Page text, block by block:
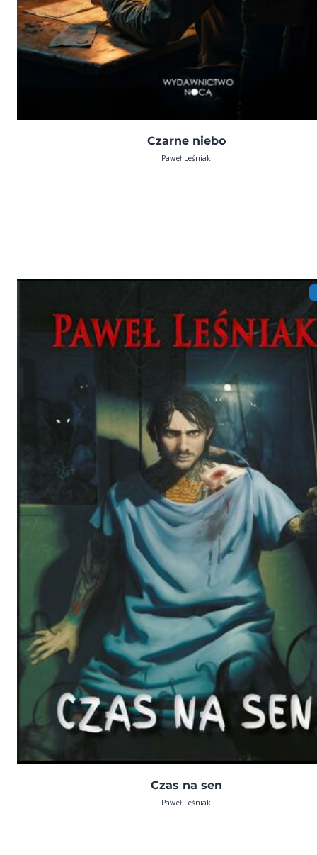
Czarne niebo
Paweł Leśniak
Czas na sen
Paweł Leśniak